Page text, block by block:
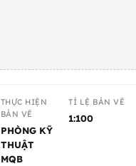
THỰC HIỆN
BẢN VẼ
PHÒNG KỸ
THUẬT
MQB
TỈ LỆ BẢN VẼ
1:100